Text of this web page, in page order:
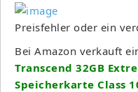
Preisfehler oder ein
Bei Amazon verkauft
Transcend 32GB
Speicherkarte Class